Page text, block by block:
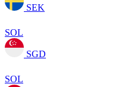
SEK
SOL
SGD
SOL